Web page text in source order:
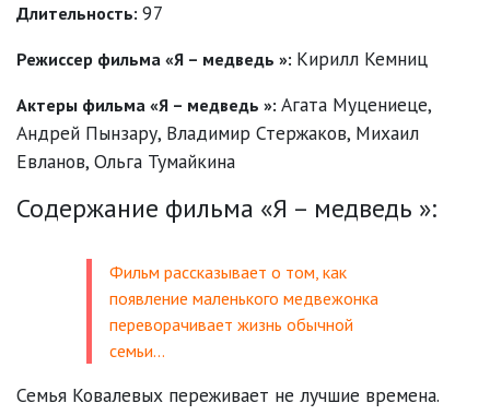
Длительность: 97
Режиссер фильма «Я – медведь »: Кирилл Кемниц
Актеры фильма «Я – медведь »: Агата Муцениеце,
Андрей Пынзару, Владимир Стержаков, Михаил
Евланов, Ольга Тумайкина
Содержание фильма «Я – медведь »:
Фильм рассказывает о том, как
появление маленького медвежонка
переворачивает жизнь обычной
семьи…
Семья Ковалевых переживает не лучшие времена.